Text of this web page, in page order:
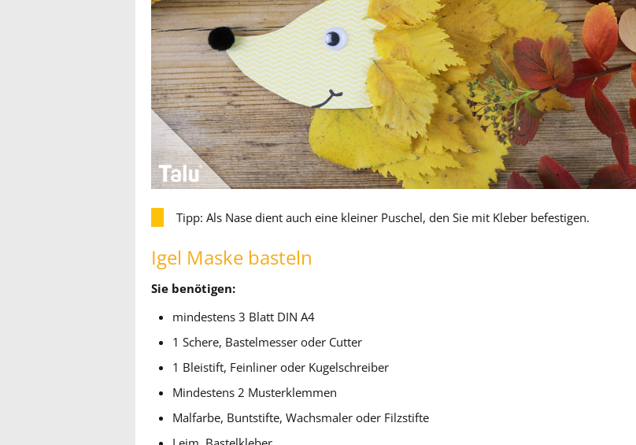
Tipp: Als Nase dient auch eine kleiner Puschel, den Sie mit Kleber befestigen.
Igel Maske basteln
Sie benötigen:
mindestens 3 Blatt DIN A4
1 Schere, Bastelmesser oder Cutter
1 Bleistift, Feinliner oder Kugelschreiber
Mindestens 2 Musterklemmen
Malfarbe, Buntstifte, Wachsmaler oder Filzstifte